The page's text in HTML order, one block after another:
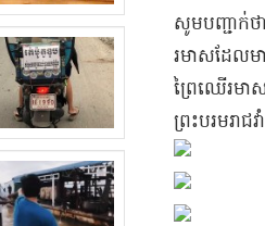
សូមបញ្ជាក់ថ
រមាស​ដែលម
ព្រៃឈើ​រម
ព្រះបរមរា